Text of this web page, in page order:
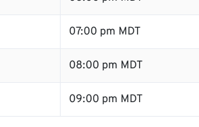
07:00 pm MDT
08:00 pm MDT
09:00 pm MDT